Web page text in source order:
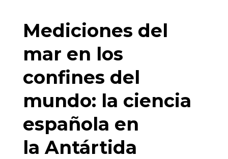
Mediciones del
mar en los
confines del
mundo: la ciencia
española en
la Antártida